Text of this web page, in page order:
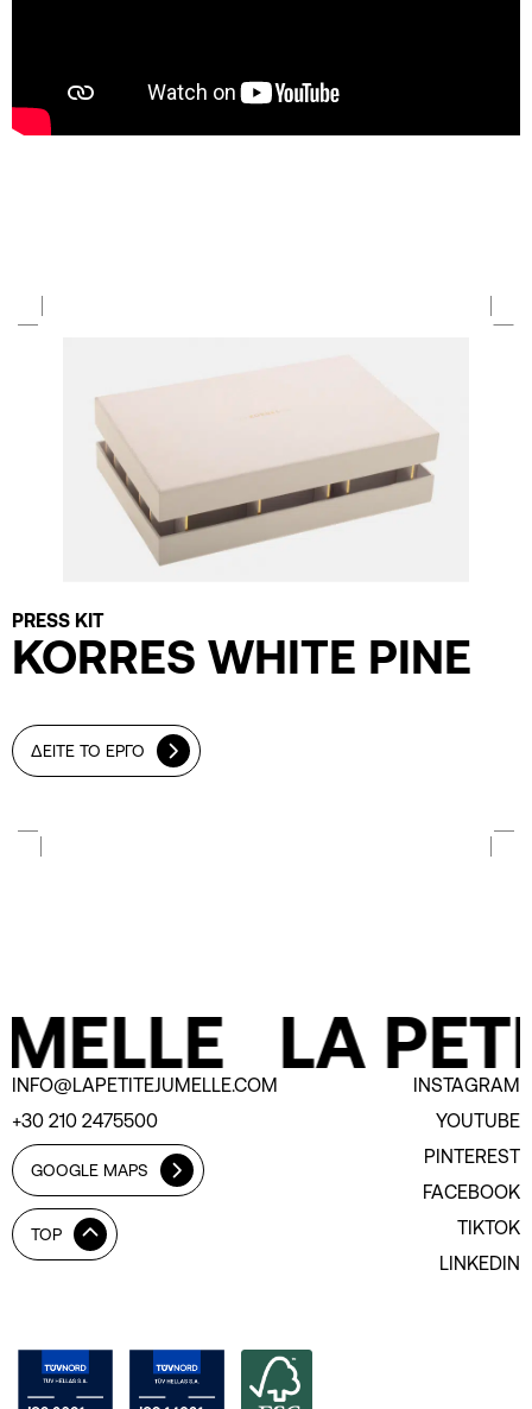
PRESS KIT
KORRES WHITE PINE
ΔΕΙΤΕ ΤΟ ΕΡΓΟ
LA
INFO@LAPETITEJUMELLE.COM
+30 210 2475500
GOOGLE MAPS
TOP
INSTAGRAM
YOUTUBE
PINTEREST
FACEBOOK
TIKTOK
LINKEDIN